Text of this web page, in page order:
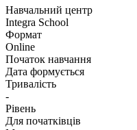
Навчальний центр
Integra School
Формат
Online
Початок навчання
Дата формується
Тривалість
-
Рівень
Для початківців